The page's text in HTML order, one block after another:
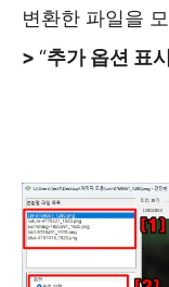
변환한 파일을
> “추가 옵션 표시